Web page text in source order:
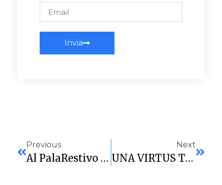
Invia
Previous
Al PalaRestivo Non Si Passa!
Next
UNA VIRTUS TUTTO CUORE ACCEDE ALLE FINALI NAZIONALI